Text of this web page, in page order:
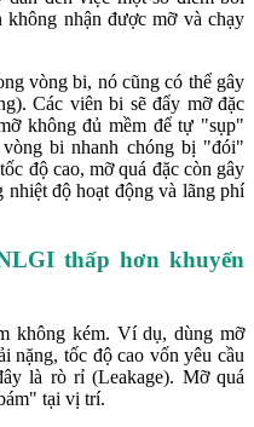
không nhận được mỡ và chạy
vòng bi, nó cũng có thể gây
Các viên bi sẽ đẩy mỡ đặc
không đủ mềm để tự "sụp"
bi nhanh chóng bị "đói"
độ cao, mỡ quá đặc còn gây
nhiệt độ hoạt động và lãng phí
thấp hơn khuyến
không kém. Ví dụ, dùng mỡ
nặng, tốc độ cao vốn yêu cầu
là rò rỉ (Leakage). Mỡ quá
tại vị trí.